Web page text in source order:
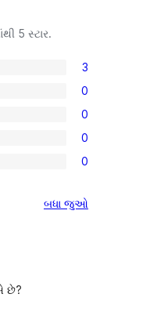
5 સ્ટાર.
3
0
0
0
0
બધા સમીક્ષાઓ
જુઓ
છે?